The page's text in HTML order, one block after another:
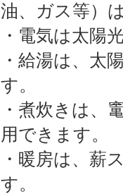
油、ガス等）
・電気は太陽
・給湯は、太
す。
・煮炊きは、
用できます。
・暖房は、薪
す。